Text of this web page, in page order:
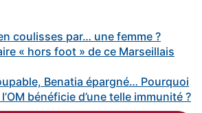
coulisses par… une femme ?
« hors foot » de ce Marseillais
Benatia épargné… Pourquoi
l’OM bénéficie d’une telle immunité ?